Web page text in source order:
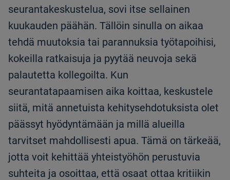
seurantakeskustelua, sovi itse sellainen
kuukauden päähän. Tällöin sinulla on aikaa
tehdä muutoksia tai parannuksia työtapoihisi,
kokeilla ratkaisuja ja pyytää neuvoja sekä
palautetta kollegoilta. Kun
seurantatapaamisen aika koittaa, keskustele
siitä, mitä annetuista kehitysehdotuksista olet
päässyt hyödyntämään ja millä alueilla
tarvitset mahdollisesti apua. Tämä on tärkeää,
jotta voit kehittää yhteistyöhön perustuvia
suhteita ja osoittaa, että osaat ottaa kritiikin